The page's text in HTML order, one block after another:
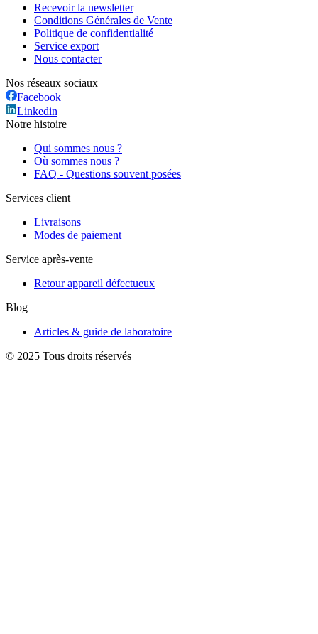
Recevoir la newsletter
Conditions Générales de Vente
Politique de confidentialité
Service export
Nous contacter
Nos réseaux sociaux
Facebook
Linkedin
Notre histoire
Qui sommes nous ?
Où sommes nous ?
FAQ - Questions souvent posées
Services client
Livraisons
Modes de paiement
Service après-vente
Retour appareil défectueux
Blog
Articles & guide de laboratoire
© 2025 Tous droits réservés